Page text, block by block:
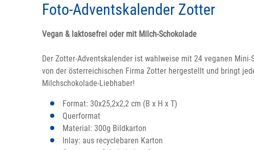
Foto-Adventskalender Zotter
Vegan & laktosefrei oder mit Milch-Schokolade
Der Zotter-Adventskalender ist wahlweise mit 24 veganen
von der österreichischen Firma Zotter hergestellt und bringt
Milchschokolade-Liebhaber!
Format: 30x25,2x2,2 cm (B x H x T)
Querformat
Material: 300g Bildkarton
Inlay: aus recyclebaren Karton